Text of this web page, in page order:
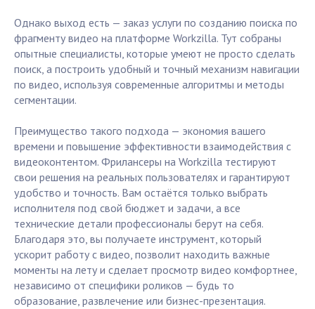
Однако выход есть — заказ услуги по созданию поиска по
фрагменту видео на платформе Workzilla. Тут собраны
опытные специалисты, которые умеют не просто сделать
поиск, а построить удобный и точный механизм навигации
по видео, используя современные алгоритмы и методы
сегментации.
Преимущество такого подхода — экономия вашего
времени и повышение эффективности взаимодействия с
видеоконтентом. Фрилансеры на Workzilla тестируют
свои решения на реальных пользователях и гарантируют
удобство и точность. Вам остаётся только выбрать
исполнителя под свой бюджет и задачи, а все
технические детали профессионалы берут на себя.
Благодаря это, вы получаете инструмент, который
ускорит работу с видео, позволит находить важные
моменты на лету и сделает просмотр видео комфортнее,
независимо от специфики роликов — будь то
образование, развлечение или бизнес-презентация.